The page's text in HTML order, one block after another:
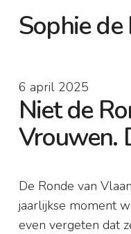
Sophie
6 april 2025
Niet de
Vrouwen.
De Ronde van
jaarlijkse moment
even vergeten dat